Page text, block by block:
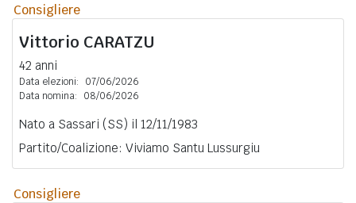
Consigliere
Vittorio CARATZU
42 anni
Data elezioni:
07/06/2026
Data nomina:
08/06/2026
Nato a Sassari (SS) il 12/11/1983
Partito/Coalizione: Viviamo Santu Lussurgiu
Consigliere